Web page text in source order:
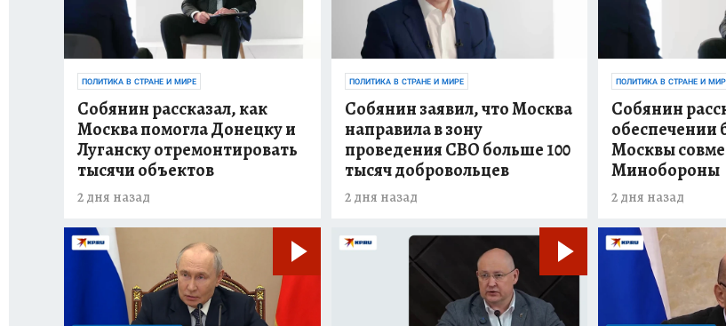
ПОЛИТИКА В СТРАНЕ И МИРЕ
Собянин рассказал, как
Москва помогла Донецку и
Луганску отремонтировать
тысячи объектов
2 дня назад
ПОЛИТИКА В СТРАНЕ И МИРЕ
Собянин заявил, что Москва
направила в зону
проведения СВО больше 100
тысяч добровольцев
2 дня назад
ПОЛИТИКА В СТРАНЕ И
Собянин
обеспечении
Москвы
Минобороны
2 дня назад